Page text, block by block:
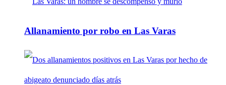
Allanamiento por robo en Las Varas